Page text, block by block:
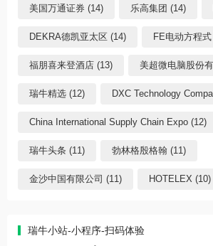
美国万通证券 (14) 乐高集团 (14)
DEKRA德凯亚太区 (14) FE电动方程
福朋喜来登酒店 (13) 美超微电脑股份
瑞牛精选 (12) DXC Technology
China International Supply Chain Expo (12)
瑞牛头条 (11) 勃林格殷格翰 (11)
金沙中国有限公司 (11) HOTELEX (10)
瑞牛小站-小程序-扫码体验